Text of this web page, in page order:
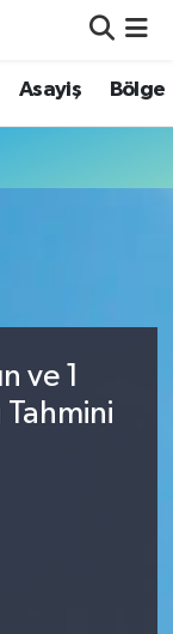
Asayiş Bölge
ve 1
Tahmini